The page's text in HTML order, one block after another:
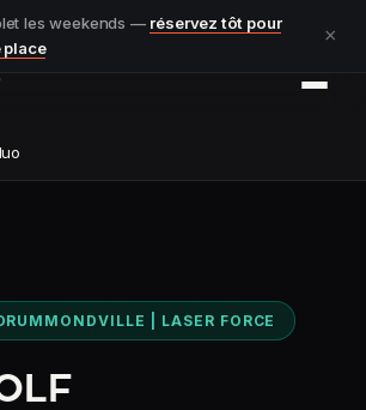
les weekends — réservez tôt pour
place
×
| LASER FORCE